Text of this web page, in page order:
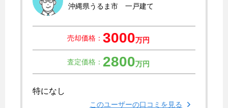
沖縄県うるま市 一戸建て
売却価格： 3000万円
査定価格： 2800万円
特になし
このユーザーの口コミを見る